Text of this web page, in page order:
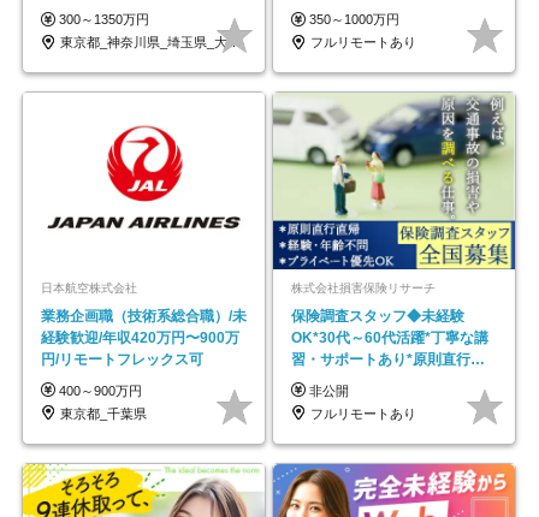
も充実♪/a
300～1350万円
東京都_神奈川県_埼玉県_大阪府_愛知県…
イル自由／研修充実で安心
350～1000万円
フルリモートあり
日本航空株式会社
業務企画職（技術系総合職）/未
経験歓迎/年収420万円〜900万
円/リモートフレックス可
400～900万円
東京都_千葉県
株式会社損害保険リサーチ
保険調査スタッフ◆未経験
OK*30代～60代活躍*丁寧な講
習・サポートあり*原則直行直
帰／全国募集・業務委託
非公開
フルリモートあり